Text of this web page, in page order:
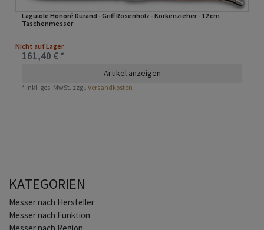
Laguiole Honoré Durand - Griff Rosenholz - Korkenzieher - 12 cm
Taschenmesser
Nicht auf Lager
161,40 € *
Artikel anzeigen
* inkl. ges. MwSt. zzgl.Versandkosten
KATEGORIEN
Home
Messer nach Hersteller
Messer nach Funktion
Messer nach Region